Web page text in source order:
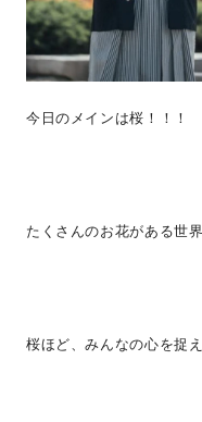
今日のメインは桜！！！
たくさんのお花がある世界
桜ほど、みんなの心を捉